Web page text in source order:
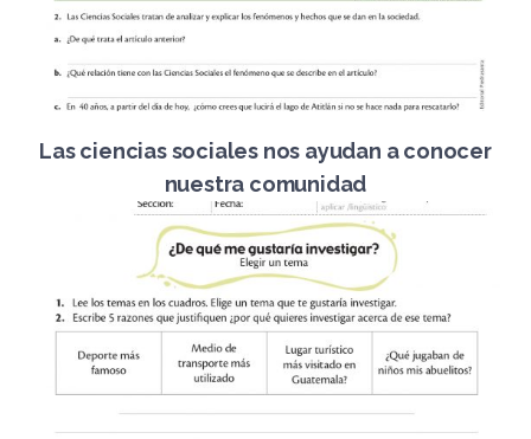
Las ciencias sociales nos ayudan a conocer
nuestra comunidad